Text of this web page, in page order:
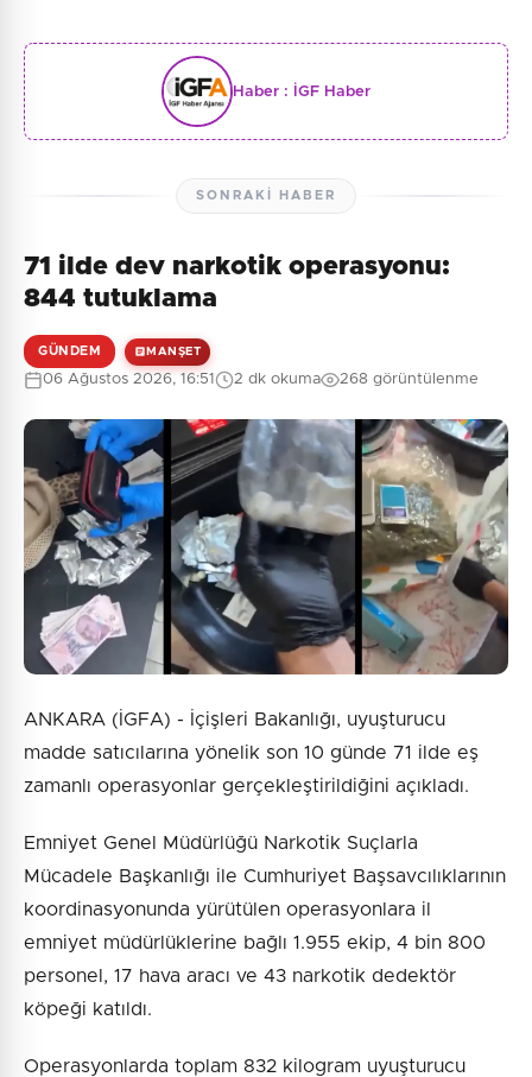
Haber : İGF Haber
SONRAKI HABER
71 ilde dev narkotik operasyonu:
844 tutuklama
GÜNDEM MANŞET
06 Ağustos 2026, 16:51 2 dk okuma 268 görüntülenme
ANKARA (İGFA) - İçişleri Bakanlığı, uyuşturucu
madde satıcılarına yönelik son 10 günde 71 ilde eş
zamanlı operasyonlar gerçekleştirildiğini açıkladı.
Emniyet Genel Müdürlüğü Narkotik Suçlarla
Mücadele Başkanlığı ile Cumhuriyet Başsavcılıklarının
koordinasyonunda yürütülen operasyonlara il
emniyet müdürlüklerine bağlı 1.955 ekip, 4 bin 800
personel, 17 hava aracı ve 43 narkotik dedektör
köpeği katıldı.
Operasyonlarda toplam 832 kilogram uyuşturucu